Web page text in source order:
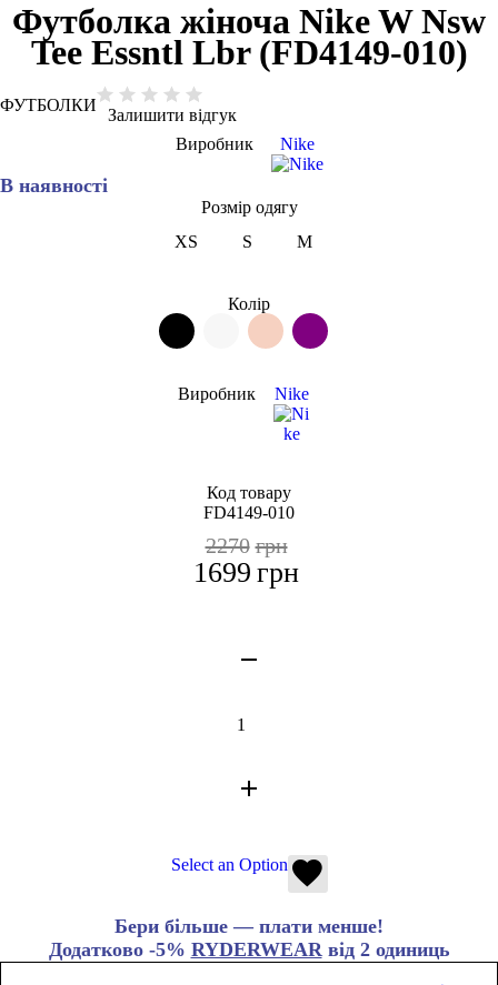
Футболка жіноча Nike W Nsw
Tee Essntl Lbr (FD4149-010)
ФУТБОЛКИ
Залишити відгук
Виробник
Nike
В наявності
Розмір одягу
XS
S M
Колір
Виробник Nike
Код товару
FD4149-010
грн
1699
грн
2270
Select an Option
Бери більше — плати менше!
Додатково -5% RYDERWEARвід 2 одиниць